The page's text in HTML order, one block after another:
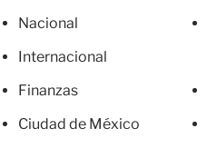
Nacional
Internacional
Finanzas
Ciudad de México